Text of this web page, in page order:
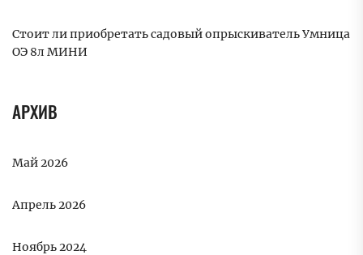
Стоит ли приобретать садовый опрыскиватель Умница
ОЭ 8л МИНИ
АРХИВ
Май 2026
Апрель 2026
Ноябрь 2024